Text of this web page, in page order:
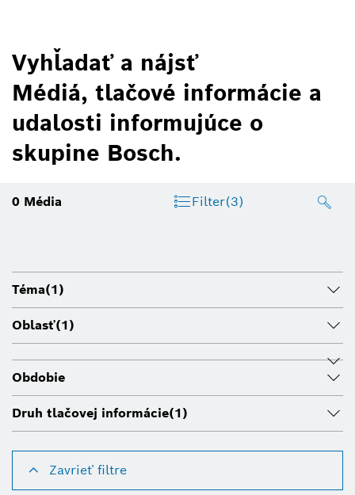
Vyhľadať a nájsť
Médiá, tlačové informácie a
udalosti informujúce o
skupine Bosch.
0 Média Filter(3)
Téma(1)
Oblasť(1)
Obdobie
Druh tlačovej informácie(1)
Zavrieť filtre